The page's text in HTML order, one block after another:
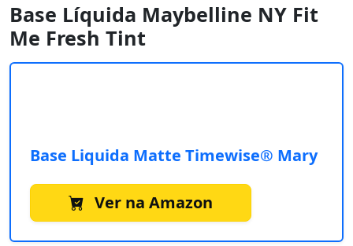
Base Líquida Maybelline NY Fit
Me Fresh Tint
Base Liquida Matte Timewise® Mary
Ver na Amazon